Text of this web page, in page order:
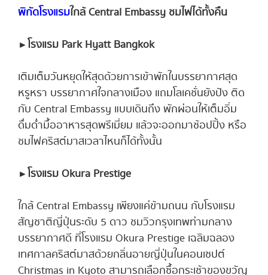
พิกัดโรงแรมใกล้ Central Embassy ชมไฟได้ทั้งคืน
►โรงแรม Park Hyatt Bangkok
เติมเต็มวันหยุดให้สุดด้วยการเข้าพักในบรรยากาศสุด
หรูหรา บรรยากาศใจกลางเมือง แถมโลเคชั่นยังปัง ติด
กับ Central Embassy แบบเดินถึง พักผ่อนให้เต็มอิ่ม
ดื่มด่ำมื้ออาหารสุดพรีเมี่ยม แล้วจะออกมาช้อปปิ้ง หรือ
ชมไฟคริสต์มาสเวลาไหนก็ได้ทั้งนั้น
►โรงแรม Okura Prestige
ใกล้ Central Embassy เพียงแค่ข้ามถนน กับโรงแรม
สัญชาติญี่ปุ่นระดับ 5 ดาว ชมวิวกรุงเทพท่ามกลาง
บรรยากาศดี ที่โรงแรม Okura Prestige เฉลิมฉลอง
เทศกาลคริสต์มาสด้วยกลิ่นอายญี่ปุ่นในคอนเซปต์
Christmas in Kyoto สามารถเลือกซื้อกระเช้าของขวัญ